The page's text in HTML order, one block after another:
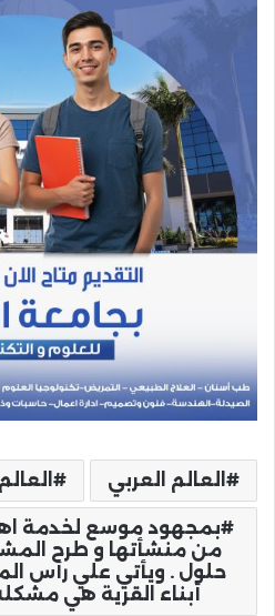
العالم العربي
بمجهود موسع لخدمة
من منشأتها و طرح
حلول . ويأتي علي رأس
أبناء القرية هي